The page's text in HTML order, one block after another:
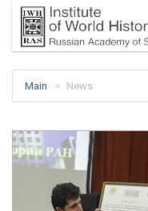
Main News